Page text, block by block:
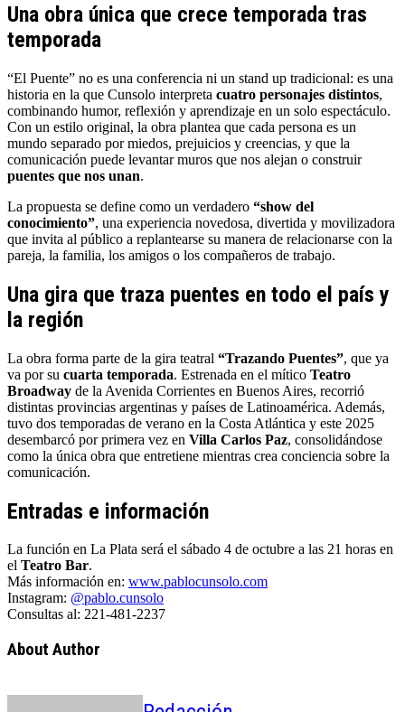
Una obra única que crece temporada tras
temporada
“El Puente” no es una conferencia ni un stand up tradicional: es una
historia en la que Cunsolo interpreta cuatro personajes distintos,
combinando humor, reflexión y aprendizaje en un solo espectáculo.
Con un estilo original, la obra plantea que cada persona es un
mundo separado por miedos, prejuicios y creencias, y que la
comunicación puede levantar muros que nos alejan o construir
puentes que nos unan.
La propuesta se define como un verdadero “show del
conocimiento”, una experiencia novedosa, divertida y movilizadora
que invita al público a replantearse su manera de relacionarse con la
pareja, la familia, los amigos o los compañeros de trabajo.
Una gira que traza puentes en todo el país y
la región
La obra forma parte de la gira teatral “Trazando Puentes”, que ya
va por su cuarta temporada. Estrenada en el mítico Teatro
Broadway de la Avenida Corrientes en Buenos Aires, recorrió
distintas provincias argentinas y países de Latinoamérica. Además,
tuvo dos temporadas de verano en la Costa Atlántica y este 2025
desembarcó por primera vez en Villa Carlos Paz, consolidándose
como la única obra que entretiene mientras crea conciencia sobre la
comunicación.
Entradas e información
La función en La Plata será el sábado 4 de octubre a las 21 horas en
el Teatro Bar.
Más información en: www.pablocunsolo.com
Instagram: @pablo.cunsolo
Consultas al: 221-481-2237
About Author